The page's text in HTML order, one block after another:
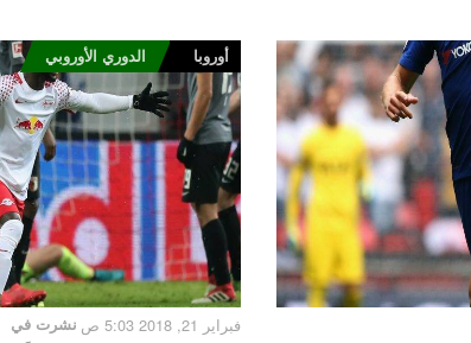
أوروبا الدوري الأوروبي
نشرت في فبراير 21, 2018 5:03 ص